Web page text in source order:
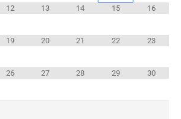
12 13 14 15 16
19 20 21 22 23
26 27 28 29 30